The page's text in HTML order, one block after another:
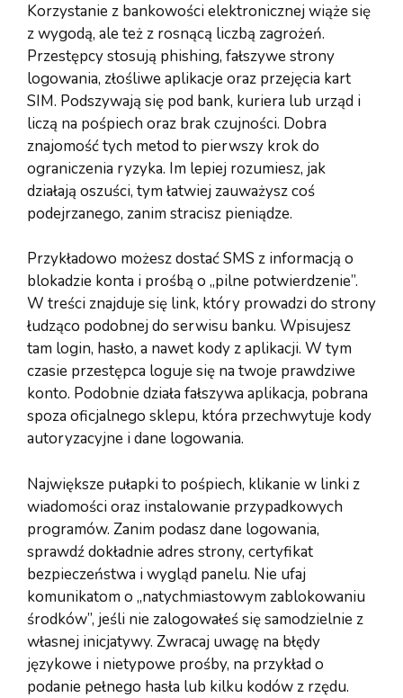
Korzystanie z bankowości elektronicznej wiąże się
z wygodą, ale też z rosnącą liczbą zagrożeń.
Przestępcy stosują phishing, fałszywe strony
logowania, złośliwe aplikacje oraz przejęcia kart
SIM. Podszywają się pod bank, kuriera lub urząd i
liczą na pośpiech oraz brak czujności. Dobra
znajomość tych metod to pierwszy krok do
ograniczenia ryzyka. Im lepiej rozumiesz, jak
działają oszuści, tym łatwiej zauważysz coś
podejrzanego, zanim stracisz pieniądze.
Przykładowo możesz dostać SMS z informacją o
blokadzie konta i prośbą o „pilne potwierdzenie”.
W treści znajduje się link, który prowadzi do strony
łudząco podobnej do serwisu banku. Wpisujesz
tam login, hasło, a nawet kody z aplikacji. W tym
czasie przestępca loguje się na twoje prawdziwe
konto. Podobnie działa fałszywa aplikacja, pobrana
spoza oficjalnego sklepu, która przechwytuje kody
autoryzacyjne i dane logowania.
Największe pułapki to pośpiech, klikanie w linki z
wiadomości oraz instalowanie przypadkowych
programów. Zanim podasz dane logowania,
sprawdź dokładnie adres strony, certyfikat
bezpieczeństwa i wygląd panelu. Nie ufaj
komunikatom o „natychmiastowym zablokowaniu
środków”, jeśli nie zalogowałeś się samodzielnie z
własnej inicjatywy. Zwracaj uwagę na błędy
językowe i nietypowe prośby, na przykład o
podanie pełnego hasła lub kilku kodów z rzędu.